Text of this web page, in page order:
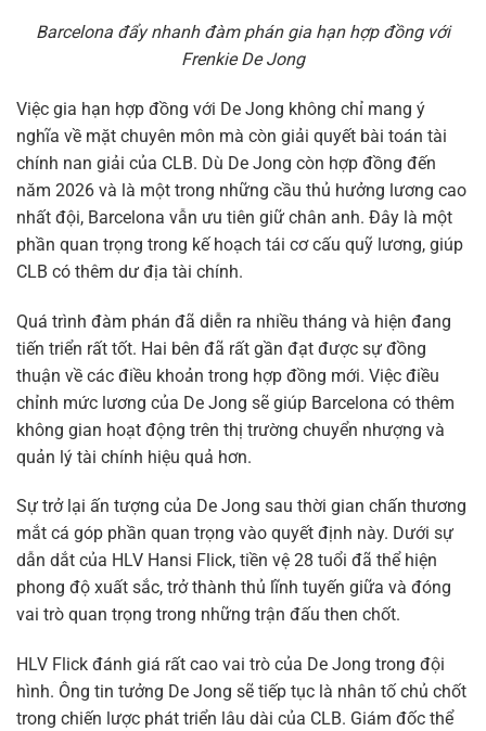
Barcelona đẩy nhanh đàm phán gia hạn hợp đồng với
Frenkie De Jong
Việc gia hạn hợp đồng với De Jong không chỉ mang ý
nghĩa về mặt chuyên môn mà còn giải quyết bài toán tài
chính nan giải của CLB. Dù De Jong còn hợp đồng đến
năm 2026 và là một trong những cầu thủ hưởng lương cao
nhất đội, Barcelona vẫn ưu tiên giữ chân anh. Đây là một
phần quan trọng trong kế hoạch tái cơ cấu quỹ lương, giúp
CLB có thêm dư địa tài chính.
Quá trình đàm phán đã diễn ra nhiều tháng và hiện đang
tiến triển rất tốt. Hai bên đã rất gần đạt được sự đồng
thuận về các điều khoản trong hợp đồng mới. Việc điều
chỉnh mức lương của De Jong sẽ giúp Barcelona có thêm
không gian hoạt động trên thị trường chuyển nhượng và
quản lý tài chính hiệu quả hơn.
Sự trở lại ấn tượng của De Jong sau thời gian chấn thương
mắt cá góp phần quan trọng vào quyết định này. Dưới sự
dẫn dắt của HLV Hansi Flick, tiền vệ 28 tuổi đã thể hiện
phong độ xuất sắc, trở thành thủ lĩnh tuyến giữa và đóng
vai trò quan trọng trong những trận đấu then chốt.
HLV Flick đánh giá rất cao vai trò của De Jong trong đội
hình. Ông tin tưởng De Jong sẽ tiếp tục là nhân tố chủ chốt
trong chiến lược phát triển lâu dài của CLB. Giám đốc thể